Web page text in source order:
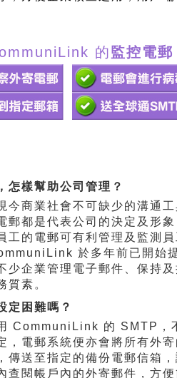
的監控電郵
怎樣幫助公司管理？
今商業社會不可缺少的溝通
郵都是代表公司的決定及形
工的電郵可有利管理及監測
於多年前已開始
少企業管理電子郵件、保持
質素。
定困難嗎？
CommuniLink 的 SMTP，
，電郵系統便亦會將所有外
傳送至指定的備份電郵信箱
查閱帳戶內的外寄郵件，方